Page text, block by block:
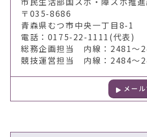
〒035-8686
青森県むつ市中央一丁目8-1
電話：0175-22-1111(代表)
総務企画担当 内線：2481～
競技運営担当 内線：2484～
メー